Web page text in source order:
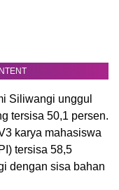
Siliwangi unggul
tersisa 50,1 persen.
karya mahasiswa
tersisa 58,5
dengan sisa bahan